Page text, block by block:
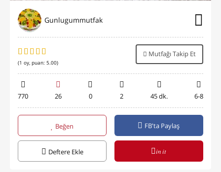
Gunlugummutfak
(1 oy, puan: 5.00)
Mutfağı Takip Et
770 26 0 2 45 dk. 6-8
Beğen FB'ta Paylaş
Deftere Ekle in it